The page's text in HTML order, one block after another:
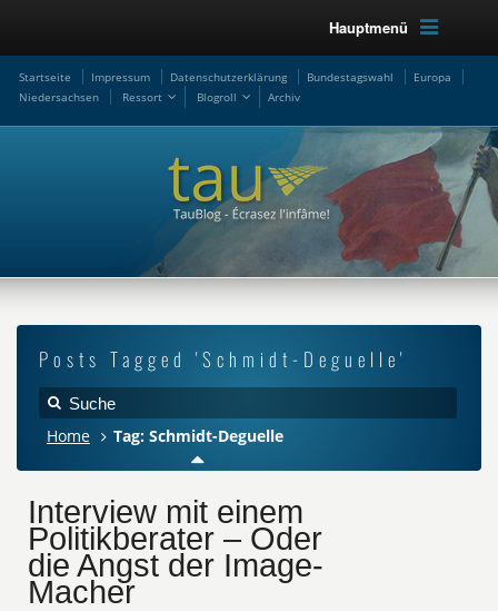
Hauptmenü
Startseite Impressum Datenschutzerklärung Bundestagswahl
Europa
Niedersachsen
Ressort Blogroll Archiv
Posts Tagged 'Schmidt-Deguelle'
Home Tag: Schmidt-Deguelle
Interview mit einem
Politikberater – Oder
die Angst der Image-
Macher